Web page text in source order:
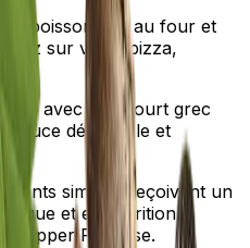
le poisson cuit au four et
sur votre pizza,
avec du yaourt grec
sauce délectable et
simples reçoivent un
et en nutrition
Pepper Paradise.